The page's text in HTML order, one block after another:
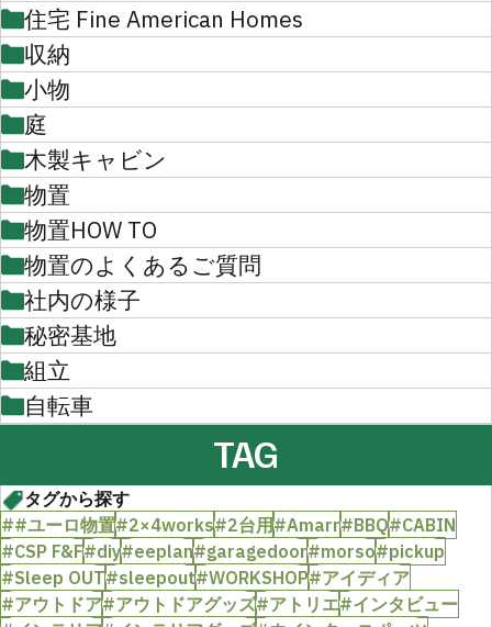
住宅 Fine American Homes
収納
小物
庭
木製キャビン
物置
物置HOW TO
物置のよくあるご質問
社内の様子
秘密基地
組立
自転車
TAG
タグから探す
##ユーロ物置#2×4works#2台用#Amarr#BBQ#CABIN
#CSP F&F#diy#eeplan#garagedoor#morso#pickup
#Sleep OUT#sleepout#WORKSHOP#アイディア
#アウトドア#アウトドアグッズ#アトリエ#インタビュー